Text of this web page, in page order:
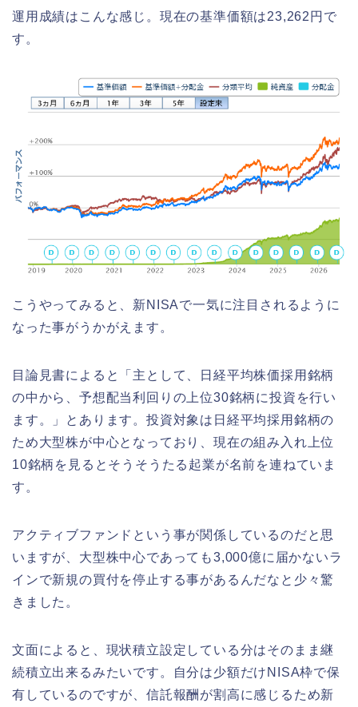
運用成績はこんな感じ。現在の基準価額は23,262円で
す。
こうやってみると、新NISAで一気に注目されるように
なった事がうかがえます。
目論見書によると「主として、日経平均株価採用銘柄
の中から、予想配当利回りの上位30銘柄に投資を行い
ます。」とあります。投資対象は日経平均採用銘柄の
ため大型株が中心となっており、現在の組み入れ上位
10銘柄を見るとそうそうたる起業が名前を連ねていま
す。
アクティブファンドという事が関係しているのだと思
いますが、大型株中心であっても3,000億に届かないラ
インで新規の買付を停止する事があるんだなと少々驚
きました。
文面によると、現状積立設定している分はそのまま継
続積立出来るみたいです。自分は少額だけNISA枠で保
有しているのですが、信託報酬が割高に感じるため新